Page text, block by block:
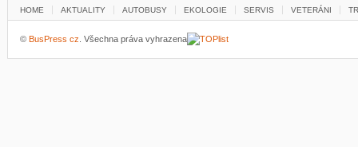
HOME AKTUALITY AUTOBUSY EKOLOGIE SERVIS VETERÁNI
© BusPress cz . Všechna práva vyhrazena